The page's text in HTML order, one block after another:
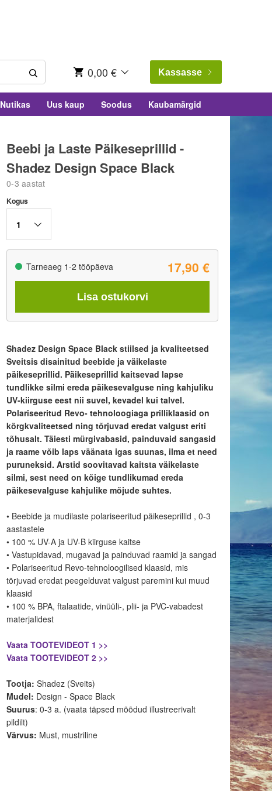
0,00 € Kassasse
Nutikas Uus kaup Soodus Kaubamärgid
Beebi ja Laste Päikeseprillid -
Shadez Design Space Black
0-3 aastat
Kogus
1
Tarneaeg 1-2 tööpäeva 17,90 €
Lisa ostukorvi
Shadez Design Space Black stiilsed ja kvaliteetsed
Sveitsis disainitud beebide ja väikelaste
päikeseprillid. Päikeseprillid kaitsevad lapse
tundlikke silmi ereda päikesevalguse ning kahjuliku
UV-kiirguse eest nii suvel, kevadel kui talvel.
Polariseeritud Revo- tehnoloogiaga prilliklaasid on
kõrgkvaliteetsed ning tõrjuvad eredat valgust eriti
tõhusalt. Täiesti mürgivabasid, painduvaid sangasid
ja raame võib laps väänata igas suunas, ilma et need
puruneksid. Arstid soovitavad kaitsta väikelaste
silmi, sest need on kõige tundlikumad ereda
päikesevalguse kahjulike mõjude suhtes.
• Beebide ja mudilaste polariseeritud päikeseprillid , 0-3
aastastele
• 100 % UV-A ja UV-B kiirguse kaitse
• Vastupidavad, mugavad ja painduvad raamid ja sangad
• Polariseeritud Revo-tehnoloogilised klaasid, mis
tõrjuvad eredat peegelduvat valgust paremini kui muud
klaasid
• 100 % BPA, ftalaatide, vinüüli-, plii- ja PVC-vabadest
materjalidest
Vaata TOOTEVIDEOT 1 >>
Vaata TOOTEVIDEOT 2 >>
Tootja: Shadez (Sveits)
Mudel: Design - Space Black
Suurus: 0-3 a. (vaata täpsed mõõdud illustreerivalt
pildilt)
Värvus: Must, mustriline